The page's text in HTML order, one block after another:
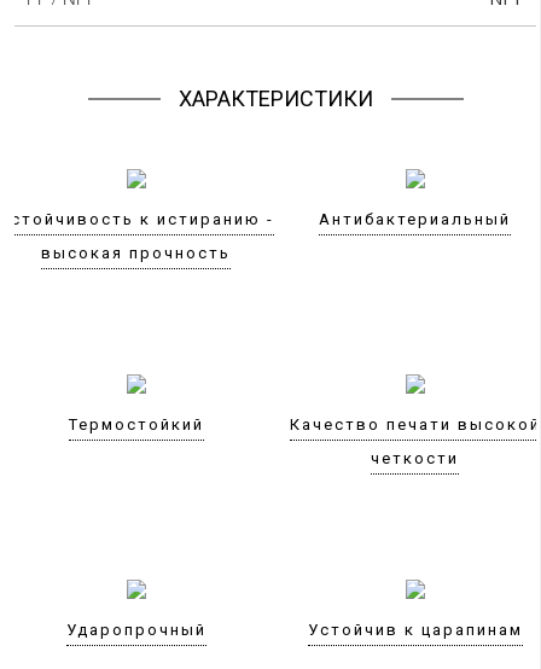
ХАРАКТЕРИСТИКИ
к истиранию -
высокая прочность
Антибактериальный
Термостойкий
Качество печати высокой
четкости
Ударопрочный Устойчив к царапинам